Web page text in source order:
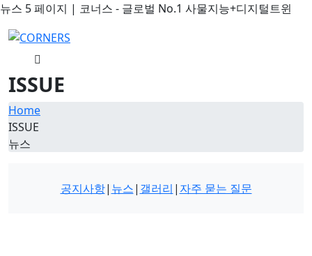
뉴스 5 페이지 | 코너스 - 글로벌 No.1 사물지능+디지털트윈
Home
ISSUE
뉴스
ISSUE
공지사항| 뉴스| 갤러리 | 자주 묻는 질문